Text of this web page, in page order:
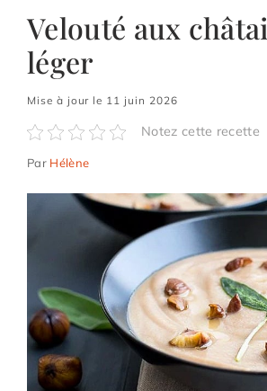
Velouté aux
léger
Mise à jour le 11 juin 2026
Notez cette recette
Par Hélène